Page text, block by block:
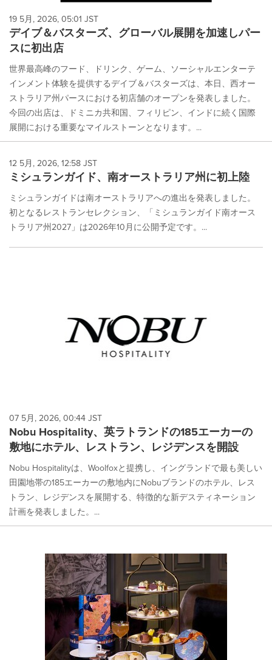
19 5月, 2026, 05:01 JST
デイブ＆バスターズ、グローバル展開を加速しパー
スに初出店
世界最高峰のフード、ドリンク、ゲーム、ソーシャルエンターテ
インメント体験を提供するデイブ＆バスターズは、本日、西オー
ストラリア州パースにおける初店舗のオープンを発表しました。
今回の出店は、ドミニカ共和国、フィリピン、インドに続く国際
展開における重要なマイルストーンとなります。...
12 5月, 2026, 12:58 JST
ミシュランガイド、南オーストラリア州に初上陸
ミシュランガイドは南オーストラリアへの進出を発表しました。
初となるレストランセレクション、「ミシュランガイド南オース
トラリア州2027」は2026年10月に公開予定です。...
07 5月, 2026, 00:44 JST
Nobu Hospitality、英ラトランドの185エーカーの
敷地にホテル、レストラン、レジデンスを開設
Nobu Hospitalityは、Woolfoxと提携し、イングランドで最も美しい
田園地帯の185エーカーの敷地内にNobuブランドのホテル、レス
トラン、レジデンスを展開する、特徴的な新デスティネーション
計画を発表しました。...